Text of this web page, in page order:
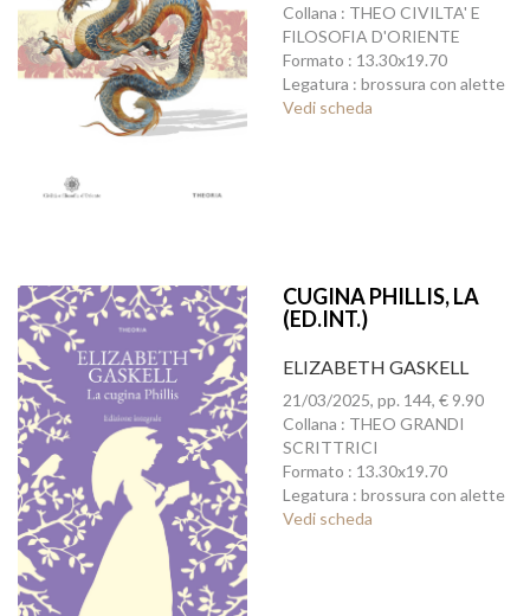
Collana : THEO CIVILTA' E
FILOSOFIA D'ORIENTE
Formato : 13.30x19.70
Legatura : brossura con alette
Vedi scheda
CUGINA PHILLIS, LA
(ED.INT.)
ELIZABETH GASKELL
21/03/2025, pp. 144, € 9.90
Collana : THEO GRANDI
SCRITTRICI
Formato : 13.30x19.70
Legatura : brossura con alette
Vedi scheda